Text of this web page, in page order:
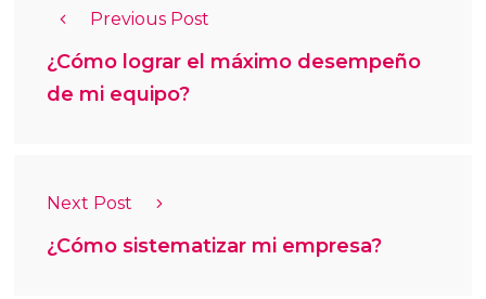
Previous Post
¿Cómo lograr el máximo desempeño
de mi equipo?
Next Post
¿Cómo sistematizar mi empresa?